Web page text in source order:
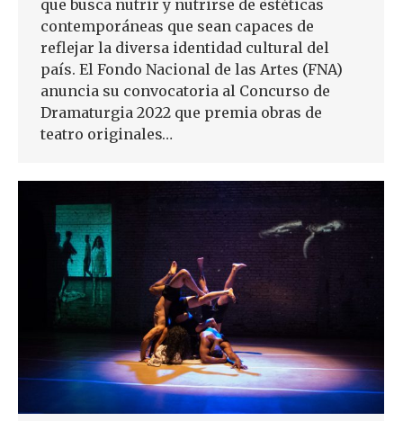
que busca nutrir y nutrirse de estéticas
contemporáneas que sean capaces de
reflejar la diversa identidad cultural del
país. El Fondo Nacional de las Artes (FNA)
anuncia su convocatoria al Concurso de
Dramaturgia 2022 que premia obras de
teatro originales…